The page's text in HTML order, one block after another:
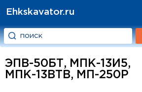
Ehkskavator.ru
ЭПВ-50БТ, МПК-13И5,
МПК-13ВТВ, МП-250Р